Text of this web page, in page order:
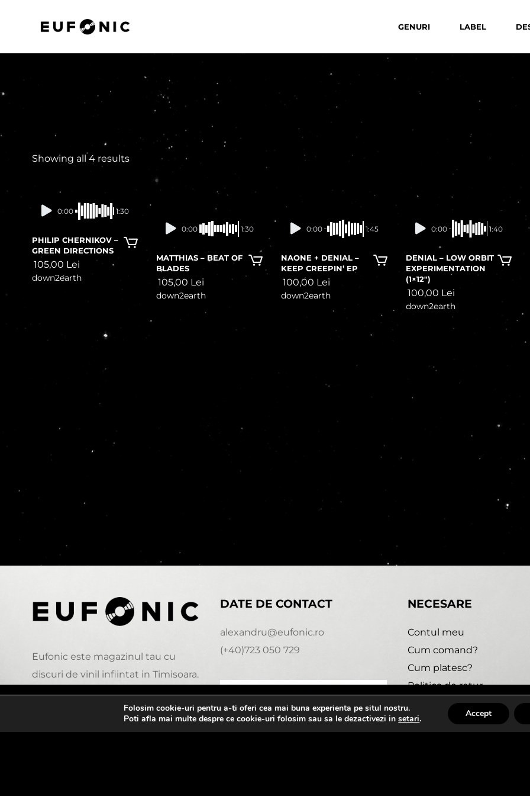
GENURI LABEL
Showing all 4 results
In stock
0:00 1:30
PHILIP CHERNIKOV –
GREEN DIRECTIONS
105,00 Lei
down2earth
0:00 1:30
MATTHIAS – BEAT OF
BLADES
105,00 Lei
down2earth
0:00 1:45
NAONE + DENIAL –
KEEP CREEPIN’ EP
100,00 Lei
down2earth
0:00 1:40
DENIAL – LOW ORBIT
EXPERIMENTATION
(1×12″)
100,00 Lei
down2earth
Eufonic este magazinul tau cu
discuri de vinil infiintat in Timisoara.
DATE DE CONTACT
alexandru@eufonic.ro
(+40)723 050 729
NECESARE
Contul meu
Cum comand?
Cum platesc?
Politica de retur
Urmareste comanda
Folosim cookie-uri pentru a-ti oferi cea mai buna experienta pe situl nostru.
Poti afla mai multe despre ce cookie-uri folosim sau sa le dezactivezi insetari. Accept
0:00 1:30